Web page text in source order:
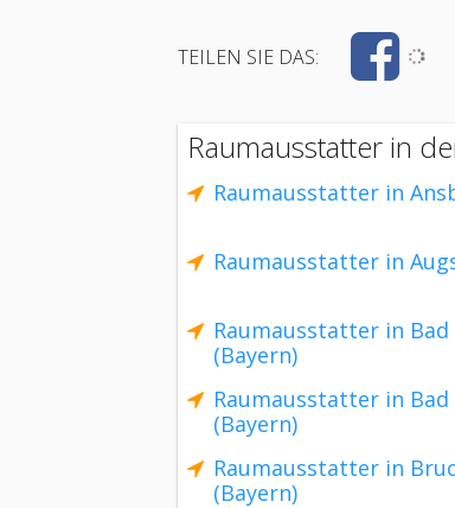
TEILEN SIE DAS:
Raumausstatter in
Raumausstatter in
Raumausstatter in
Raumausstatter in
(Bayern)
Raumausstatter in
(Bayern)
Raumausstatter in
(Bayern)